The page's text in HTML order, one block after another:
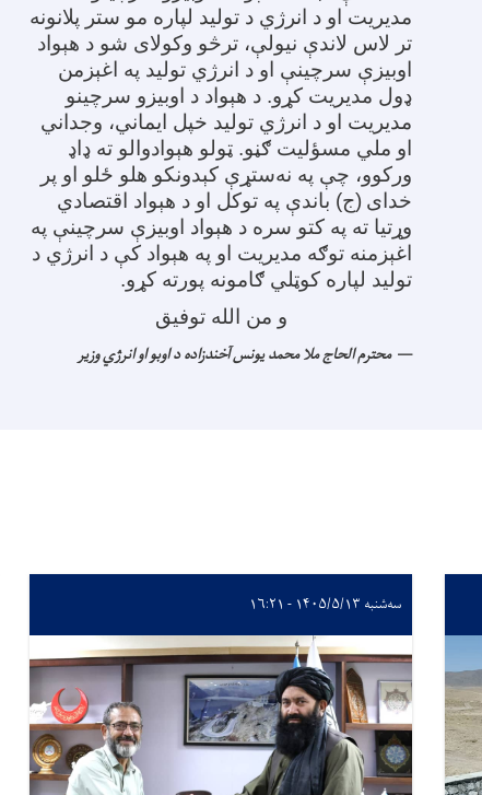
مدیریت او د انرژي د تولید لپاره مو ستر پلانونه
تر لاس لاندې نیولې، ترڅو وکولای شو د هېواد
اوبیزې سرچینې او د انرژي تولید په اغېزمن
ډول مدیریت کړو. د هېواد د اوبیزو سرچینو
مدیریت او د انرژي تولید خپل ایماني، وجداني
او ملي مسؤلیت ګڼو. ټولو هېوادوالو ته ډاډ
ورکوو، چې په نه‌ستړې کېدونکو هلو ځلو او پر
خدای (ج) باندې په توکل او د هېواد اقتصادي
وړتیا ته په کتو سره د هېواد اوبیزې سرچینې په
اغېزمنه توګه مدیریت او په هېواد کې د انرژي د
تولید لپاره کوټلي ګامونه پورته کړو.
و من الله توفیق
محترم الحاج ملا محمد یونس آخندزاده د اوبو او انرژي وزیر
سه‌شنبه ۱۴۰۵/۵/۱۳ - ۱۶:۲۱